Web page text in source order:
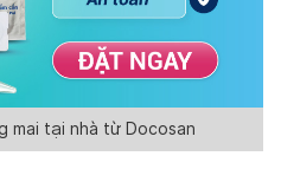
mai tại nhà từ Docosan